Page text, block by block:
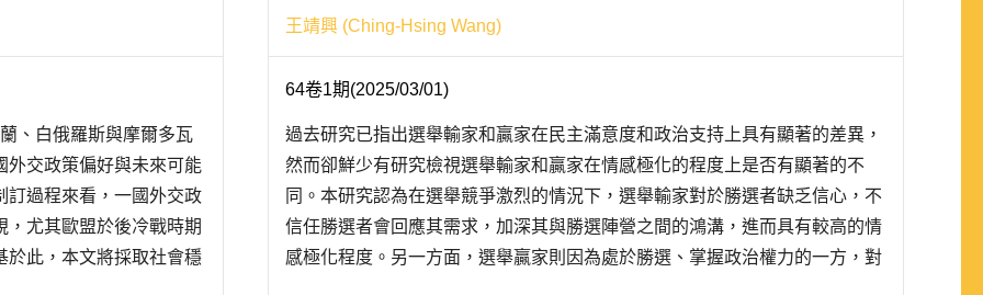
、白俄羅斯與摩爾多瓦
外交政策偏好與未來可能
訂過程來看，一國外交政
尤其歐盟於後冷戰時期
於此，本文將採取社會穩
王靖興 (Ching-Hsing Wang)
64卷1期(2025/03/01)
過去研究已指出選舉輸家和贏家在民主滿意度和政治支持上具有顯著的差異，
然而卻鮮少有研究檢視選舉輸家和贏家在情感極化的程度上是否有顯著的不
同。本研究認為在選舉競爭激烈的情況下，選舉輸家對於勝選者缺乏信心，不
信任勝選者會回應其需求，加深其與勝選陣營之間的鴻溝，進而具有較高的情
感極化程度。另一方面，選舉贏家則因為處於勝選、掌握政治權力的一方，對